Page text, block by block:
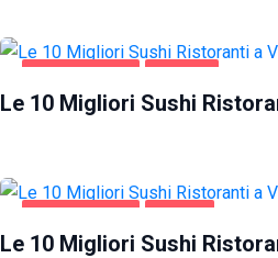
GASTRONOMIA VENEZIA
Le 10 Migliori Sushi
GASTRONOMIA VARESE
Le 10 Migliori Sushi